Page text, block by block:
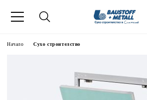
Начало Сухо строителство